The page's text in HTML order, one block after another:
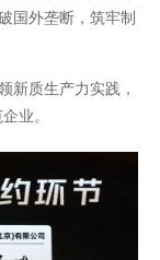
国外垄断，筑牢制
质生产力实践，
业。